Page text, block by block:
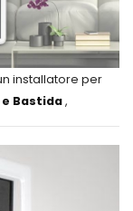
installatore per
Bastida,